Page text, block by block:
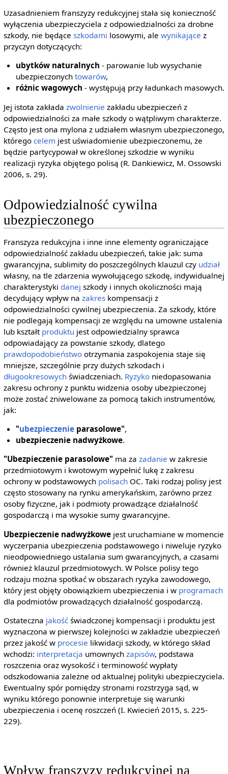
Uzasadnieniem franszyzy redukcyjnej stała się konieczność
wyłączenia ubezpieczyciela z odpowiedzialności za drobne
szkody, nie będące szkodami losowymi, ale wynikające z
przyczyn dotyczących:
ubytków naturalnych - parowanie lub wysychanie
ubezpieczonychtowarów,
różnic wagowych - występują przy ładunkach masowych.
Jej istota zakłada zwolnienie zakładu ubezpieczeń z
odpowiedzialności za małe szkody o wątpliwym charakterze.
Często jest ona mylona z udziałem własnym ubezpieczonego,
którego celem jest uświadomienie ubezpieczonemu, że
będzie partycypował w określonej szkodzie w wyniku
realizacji ryzyka objętego polisą (R. Dankiewicz, M. Ossowski
2006, s. 29).
Odpowiedzialność cywilna
ubezpieczonego
Franszyza redukcyjna i inne inne elementy ograniczające
odpowiedzialność zakładu ubezpieczeń, takie jak: suma
gwarancyjna, sublimity do poszczególnych klauzul czy udział
własny, na tle zdarzenia wywołującego szkodę, indywidualnej
charakterystyki danej szkody i innych okoliczności mają
decydujący wpływ na zakreskompensacji z
odpowiedzialności cywilnej ubezpieczenia. Za szkody, które
nie podlegają kompensacji ze względu na umowne ustalenia
lub kształt produktu jest odpowiedzialny sprawca
odpowiadający za powstanie szkody, dlatego
prawdopodobieństwootrzymania zaspokojenia staje się
mniejsze, szczególnie przy dużych szkodach i
długookresowychświadczeniach. Ryzykoniedopasowania
zakresu ochrony z punktu widzenia osoby ubezpieczonej
może zostać zniwelowane za pomocą takich instrumentów,
jak:
"ubezpieczenie parasolowe",
ubezpieczenie nadwyżkowe.
"Ubezpieczenie parasolowe"ma za zadanie w zakresie
przedmiotowym i kwotowym wypełnić lukę z zakresu
ochrony w podstawowych polisachOC. Taki rodzaj polisy jest
często stosowany na rynku amerykańskim, zarówno przez
osoby fizyczne, jak i podmioty prowadzące działalność
gospodarczą i ma wysokie sumy gwarancyjne.
Ubezpieczenie nadwyżkowejest uruchamiane w momencie
wyczerpania ubezpieczenia podstawowego i niweluje ryzyko
nieodpowiedniego ustalania sum gwarancyjnych, a czasami
również klauzul przedmiotowych. W Polsce polisy tego
rodzaju można spotkać w obszarach ryzyka zawodowego,
który jest objęty obowiązkiem ubezpieczenia i w programach
dla podmiotów prowadzących działalność gospodarczą.
Ostateczna jakośćświadczonej kompensacji i produktu jest
wyznaczona w pierwszej kolejności w zakładzie ubezpieczeń
przez jakość w procesie likwidacji szkody, w którego skład
wchodzi: interpretacja umownych zapisów, podstawa
roszczenia oraz wysokość i terminowość wypłaty
odszkodowania zależne od aktualnej polityki ubezpieczyciela.
Ewentualny spór pomiędzy stronami rozstrzyga sąd, w
wyniku którego ponownie interpretuje się warunki
ubezpieczenia i ocenę roszczeń (I. Kwiecień 2015, s. 225-
229).
Wpływ franszyzy redukcyjnej na